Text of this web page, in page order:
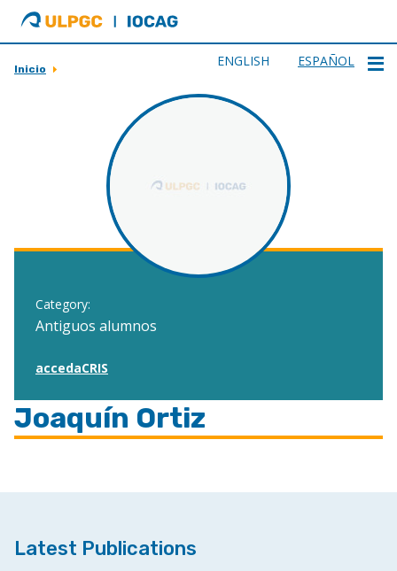
ULPGC
Ir
al
IOCAG
ENGLISH ESPAÑOL
Inicio
Category:
Antiguos alumnos
accedaCRIS
Joaquín Ortiz
Latest Publications